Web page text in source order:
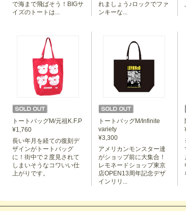
で海まで飛ばそう！BIGサ
イズのトートは...
れましょう♪ロックでファ
ンキーな...
トートバッグM/元祖K.F.P
¥1,760
長い年月を経ての復刻デ
ザインがトートバッグ
に！街中で２度見されて
しまいそうなコワいい仕
上がりです。
トートバッグM/Infinite
variety
¥3,300
アメリカンモンスター達
がショップ前に大集合！
レモネードショップ東京
店OPEN13周年記念デザ
インリリ...